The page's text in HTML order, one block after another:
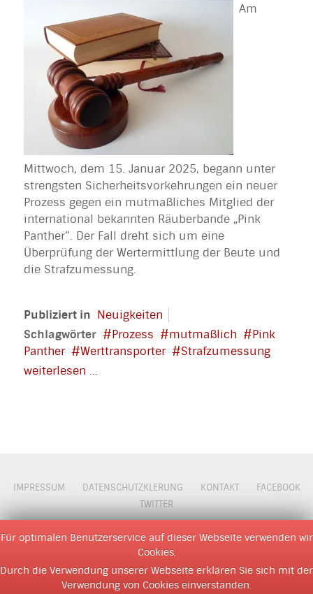
Am
Mittwoch, dem 15. Januar 2025, begann unter
strengsten Sicherheitsvorkehrungen ein neuer
Prozess gegen ein mutmaßliches Mitglied der
international bekannten Räuberbande „Pink
Panther“. Der Fall dreht sich um eine
Überprüfung der Wertermittlung der Beute und
die Strafzumessung.
Publiziert in Neuigkeiten
Schlagwörter
Prozess mutmaßlich
Pink
Panther
Werttransporter
Strafzumessung
weiterlesen ...
IMPRESSUM DATENSCHUTZKLERUNG KONTAKT
FACEBOOK
TWITTER
© 2009 - 2026 D M O Z
Für optimalen Benutzerservice auf dieser Webseite verwenden wir
Cookies.
Durch die Verwendung unserer Webseite erklären Sie sich mit der
Verwendung von Cookies einverstanden.